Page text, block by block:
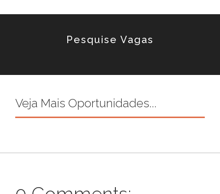
Pesquise Vagas
Veja Mais Oportunidades...